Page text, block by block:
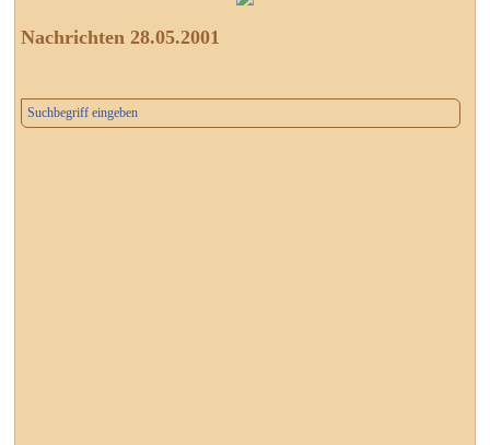
Nachrichten 28.05.2001
Suchbegriff eingeben